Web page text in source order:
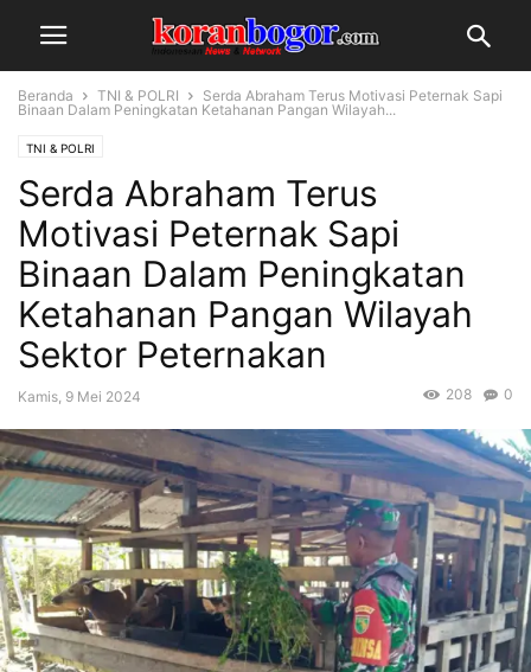
Beranda TNI & POLRI
Serda Abraham Terus Motivasi Peternak Sapi
Binaan Dalam Peningkatan Ketahanan Pangan Wilayah...
TNI & POLRI
Serda Abraham Terus
Motivasi Peternak Sapi
Binaan Dalam Peningkatan
Ketahanan Pangan Wilayah
Sektor Peternakan
Kamis, 9 Mei 2024 0
208